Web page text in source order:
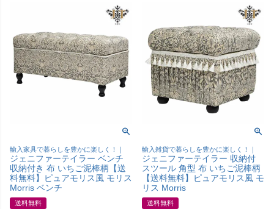
輸入家具で暮らしを豊かに楽しく！｜
ジェニファーテイラー ベンチ
収納付き 布 いちご泥棒柄【送
料無料】ピュアモリス風 モリス
Morris ベンチ
送料無料
輸入雑貨で暮らしを豊かに楽しく！｜
ジェニファーテイラー 収納付
スツール 角型 布 いちご泥棒柄
【送料無料】ピュアモリス風 モ
リス Morris
送料無料